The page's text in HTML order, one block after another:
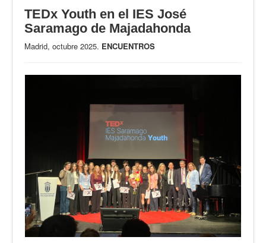
TEDx Youth en el IES José
Saramago de Majadahonda
Madrid, octubre 2025. ENCUENTROS